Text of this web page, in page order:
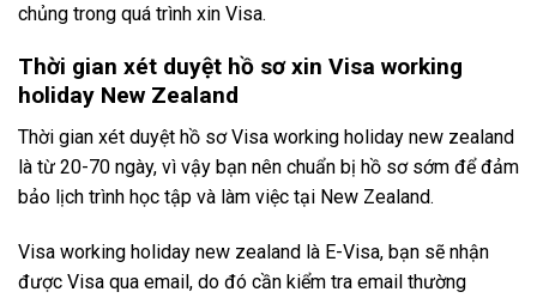
chủng trong quá trình xin Visa.
Thời gian xét duyệt hồ sơ xin Visa working
holiday New Zealand
Thời gian xét duyệt hồ sơ Visa working holiday new zealand
là từ 20-70 ngày, vì vậy bạn nên chuẩn bị hồ sơ sớm để đảm
bảo lịch trình học tập và làm việc tại New Zealand.
Visa working holiday new zealand là E-Visa, bạn sẽ nhận
được Visa qua email, do đó cần kiểm tra email thường